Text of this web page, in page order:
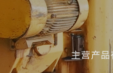
主营产